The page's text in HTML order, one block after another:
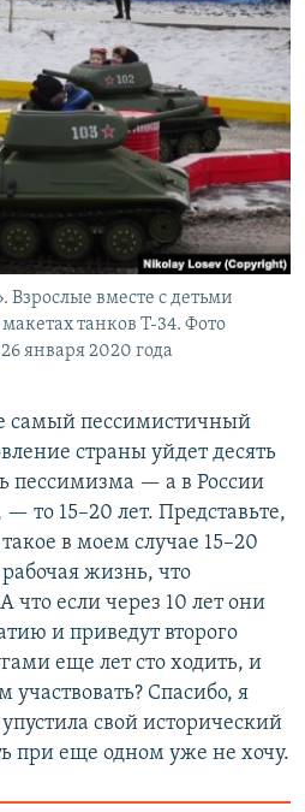
вместе с детьми
танков Т-34. Фото
января 2020 года
самый пессимистичный
страны уйдет десять
пессимизма — а в России
то 15–20 лет. Представьте,
в моем случае 15–20
рабочая жизнь, что
что если через 10 лет они
и приведут второго
еще лет сто ходить, и
участвовать? Спасибо, я
свой исторический
при еще одном уже не хочу.